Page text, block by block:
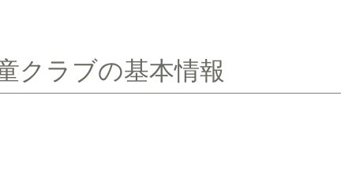
クラブの基本情報